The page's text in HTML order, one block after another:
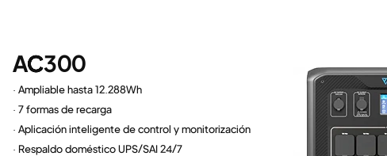
AC300
· Ampliable hasta 12.288Wh
· 7 formas de recarga
· Aplicación inteligente de control y monitorización
· Respaldo doméstico UPS/SAI 24/7